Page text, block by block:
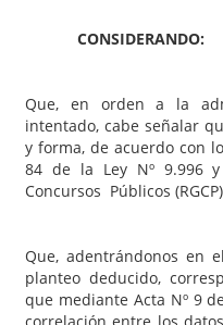
CONSIDERANDO:
Que, en orden a la
intentado, cabe señalar
y forma, de acuerdo con
84 de la Ley Nº 9.996
Concursos Públicos
Que, adentrándonos en
planteo deducido,
que mediante Acta Nº 9